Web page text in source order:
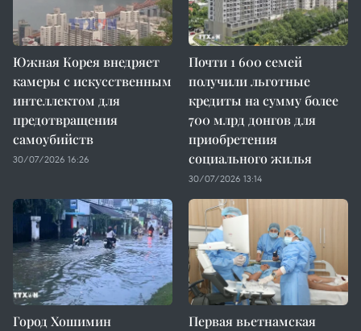
Южная Корея внедряет
камеры с искусственным
интеллектом для
предотвращения
самоубийств
30/07/2026 16:26
Почти 1 600 семей
получили льготные
кредиты на сумму более
700 млрд донгов для
приобретения
социального жилья
30/07/2026 13:14
Город Хошимин
Первая вьетнамская